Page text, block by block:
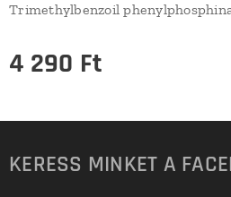
Trimethylbenzoil
4 290 Ft
KERESS MINKET A